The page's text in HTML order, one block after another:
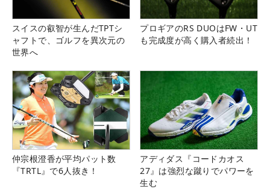
スイスの叡智が生んだTPTシ
ャフトで、ゴルフを異次元の
世界へ
プロギアのRS DUOはFW・UT
も完成度が高く購入者続出！
仲宗根澄香が平均パット数
『TRTL』で6人抜き！
アディダス『コードカオス
27』は強烈な蹴りでパワーを
生む